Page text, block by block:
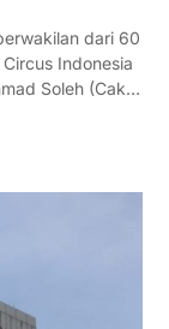
dari 60
Indonesia
Soleh (Cak…